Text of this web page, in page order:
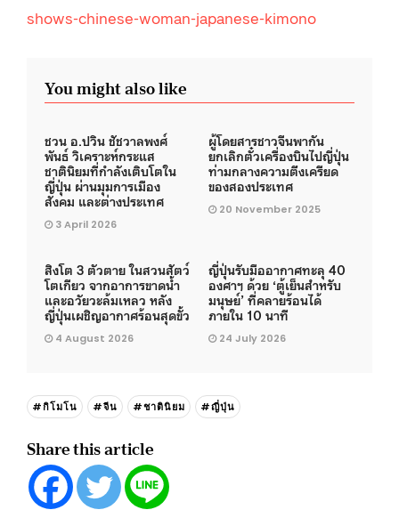
shows-chinese-woman-japanese-kimono
You might also like
ชวน อ.ปวิน ชัชวาลพงศ์
พันธ์ วิเคราะห์กระแส
ชาตินิยมที่กำลังเติบโตใน
ญี่ปุ่น ผ่านมุมการเมือง
สังคม และต่างประเทศ
3 April 2026
ผู้โดยสารชาวจีนพากัน
ยกเลิกตั๋วเครื่องบินไปญี่ปุ่น
ท่ามกลางความตึงเครียด
ของสองประเทศ
20 November 2025
สิงโต 3 ตัวตาย ในสวนสัตว์
โตเกียว จากอาการขาดน้ำ
และอวัยวะล้มเหลว หลัง
ญี่ปุ่นเผชิญอากาศร้อนสุดขั้ว
4 August 2026
ญี่ปุ่นรับมืออากาศทะลุ 40
องศาฯ ด้วย ‘ตู้เย็นสำหรับ
มนุษย์’ ที่คลายร้อนได้
ภายใน 10 นาที
24 July 2026
#กิโมโน #จีน #ชาตินิยม #ญี่ปุ่น
Share this article